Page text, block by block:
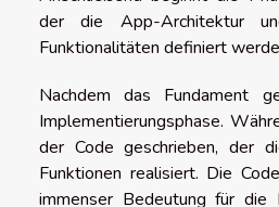
der die App-Architektur
Funktionalitäten definiert
Nachdem das Fundament
Implementierungsphase.
der Code geschrieben, der
Funktionen realisiert. Die
immenser Bedeutung für die